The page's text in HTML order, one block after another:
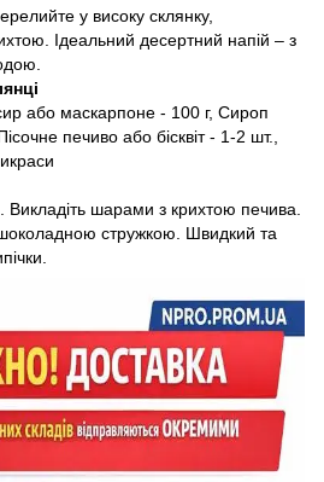
у високу склянку,
Ідеальний десертний напій – з
або маскарпоне - 100 г, Сироп
печиво або бісквіт - 1-2 шт.,
Викладіть шарами з крихтою печива.
стружкою. Швидкий та